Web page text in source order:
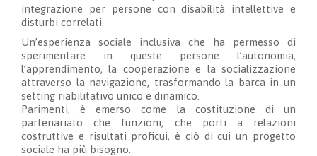
integrazione per persone con disabilità intellettive e
disturbi correlati.
Un’esperienza sociale inclusiva che ha permesso di
sperimentare in queste persone l’autonomia,
l’apprendimento, la cooperazione e la socializzazione
attraverso la navigazione, trasformando la barca in un
setting riabilitativo unico e dinamico.
Parimenti, è emerso come la costituzione di un
partenariato che funzioni, che porti a relazioni
costruttive e risultati proficui, è ciò di cui un progetto
sociale ha più bisogno.